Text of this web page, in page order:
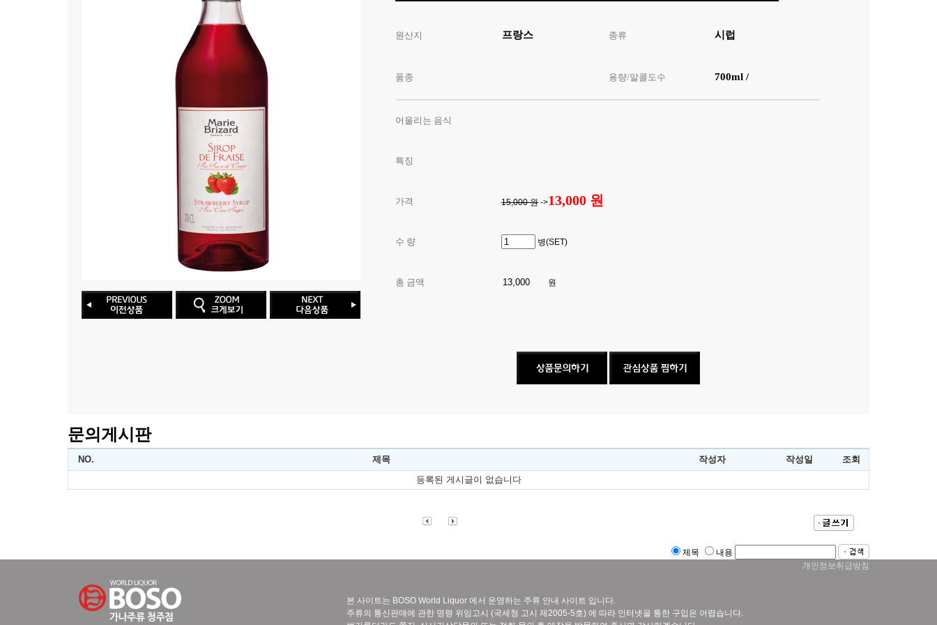
원산지 프랑스 종류 시럽
품종 용량/알콜도수 700ml /
어울리는 음식
특징
가격 15,000 원 ->13,000 원
수 량 병(SET)
총 금액 원
문의게시판
NO. 제목 작성자 작성일
조회
등록된 게시글이 없습니다
제목
내용
개인정보취급방침
본 사이트는 BOSO World Liquor 에서 운영하는 주류 안내 사이트 입니다.
주류의 통신판매에 관한 명령 위임고시 (국세청 고시 제2005-5호) 에 따라 인터넷을 통한 구입은 어렵습니다.